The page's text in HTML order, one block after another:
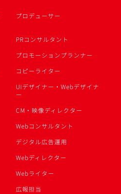
プロデューサー
PRコンサルタント
プロモーションプランナー
コピーライター
UIデザイナー・Webデザイナ
ー
CM・映像ディレクター
Webコンサルタント
デジタル広告運用
Webディレクター
Webライター
広報担当